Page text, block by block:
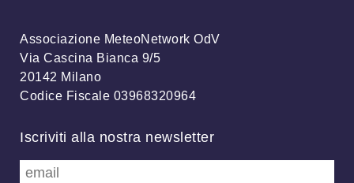
Associazione MeteoNetwork OdV
Via Cascina Bianca 9/5
20142 Milano
Codice Fiscale 03968320964
Iscriviti alla nostra newsletter